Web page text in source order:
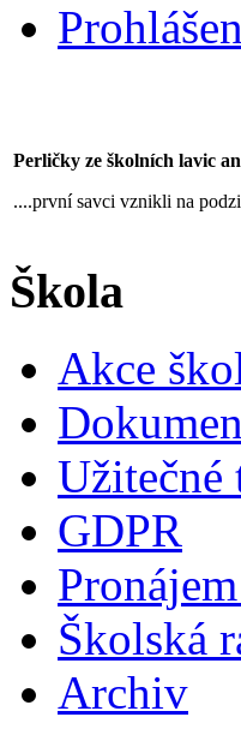
Perličky ze školních lavic
....první savci vznikli na
Škola
Akce
Užitečné
GDPR
Školská
Archiv